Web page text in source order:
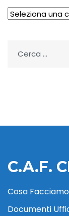
Archivio
per:
C.A.F.
Cosa Facciamo
Documenti